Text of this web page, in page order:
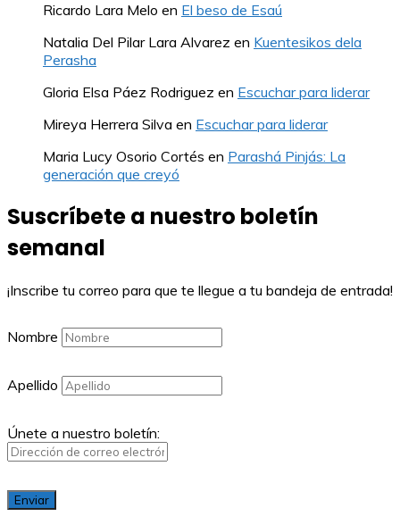
Ricardo Lara Melo en El beso de Esaú
Natalia Del Pilar Lara Alvarez en Kuentesikos dela
Perasha
Gloria Elsa Páez Rodriguez en Escuchar para liderar
Mireya Herrera Silva en Escuchar para liderar
Maria Lucy Osorio Cortés en Parashá Pinjás: La
generación que creyó
Suscríbete a nuestro boletín
semanal
¡Inscribe tu correo para que te llegue a tu bandeja de entrada!
Nombre
Apellido
Únete a nuestro boletín: